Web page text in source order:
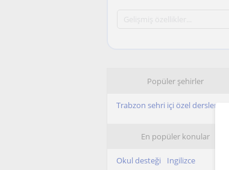
Popüler şehirler
Trabzon sehri içi özel dersler
En popüler konular
Okul desteği
Ingilizce